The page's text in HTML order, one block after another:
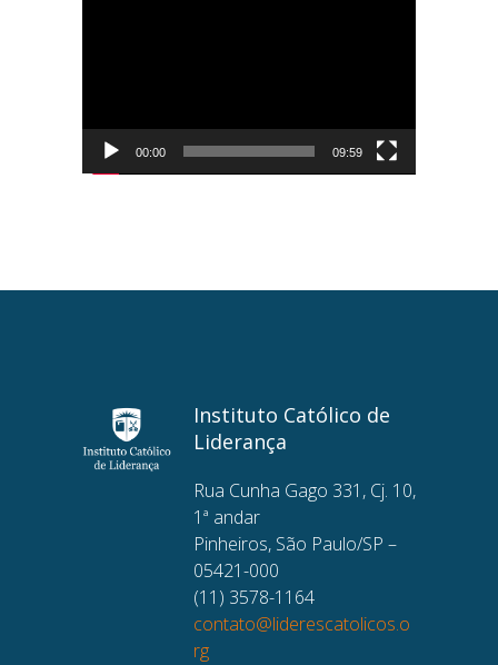
00:00 09:59
Instituto Católico de
Liderança
Rua Cunha Gago 331, Cj. 10,
1ª andar
Pinheiros, São Paulo/SP –
05421-000
(11) 3578-1164
contato@liderescatolicos.o
rg